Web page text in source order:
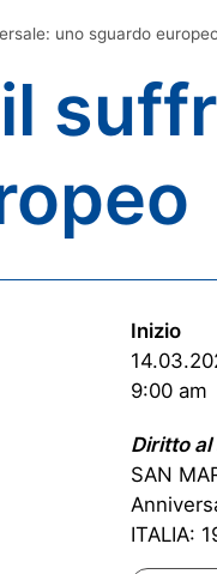
uno sguardo
Inizio
9:00 am
Diritto
SAN
ITALIA: